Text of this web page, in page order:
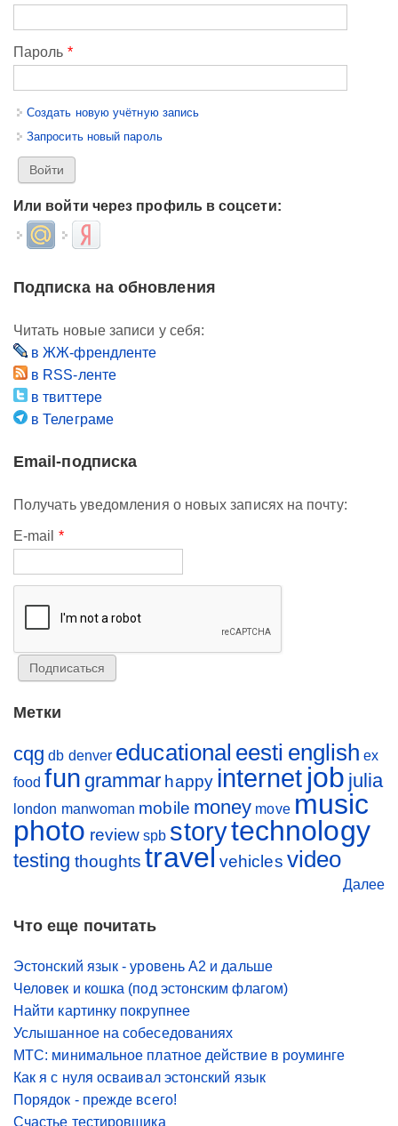
Пароль *
Создать новую учётную запись
Запросить новый пароль
Или войти через профиль в соцсети:
Login with Mail.ruLogin with Яндекс
Подписка на обновления
Читать новые записи у себя:
в ЖЖ-френдленте
в RSS-ленте
в твиттере
в Телеграме
Email-подписка
Получать уведомления о новых записях на почту:
E-mail *
Метки
cqg db denver educational eesti english ex
food fun grammar happy internet job julia
london manwoman mobile money move music
photo review spb storytechnology
testing thoughts travel vehicles video
Далее
Что еще почитать
Эстонский язык - уровень A2 и дальше
Человек и кошка (под эстонским флагом)
Найти картинку покрупнее
Услышанное на собеседованиях
МТС: минимальное платное действие в роуминге
Как я с нуля осваивал эстонский язык
Порядок - прежде всего!
Счастье тестировщика